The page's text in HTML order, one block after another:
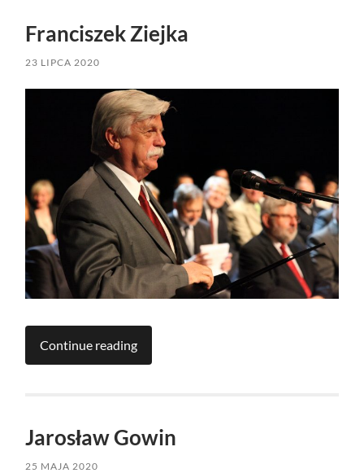
Franciszek Ziejka
23 LIPCA 2020
Continue reading
Jarosław Gowin
25 MAJA 2020